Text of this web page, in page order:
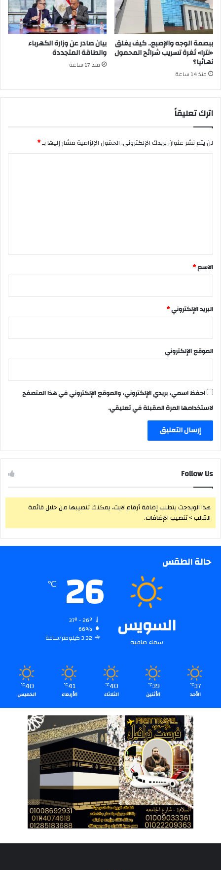
ببصمة الوجه والإصبع.. كيف يغلق
«نترا» ثغرة تسريب شرائح المحمول
نهائيا؟
منذ 14 ساعة
بيان صادر عن وزارة الكهرباء
والطاقة المتجددة
منذ 17 ساعة
اترك تعليقاً
لن يتم نشر عنوان بريدك الإلكتروني.الحقول الإلزامية مشار إليها بـ*
*
الاسم*
البريد الإلكتروني*
الموقع الإلكتروني
احفظ اسمي، بريدي الإلكتروني، والموقع الإلكتروني في هذا المتصفح
لاستخدامها المرة المقبلة في تعليقي.
Follow Us
هذا الويدجت يتطلب إضافة أرقام لايت، يمكنك تنصيبها من خلال قائمة
القالب > تنصيب الإضافات.
حالة الطقس
السويس
سماء صافية
26
℃
66%
3.32 كيلومتر/ساعة
37
℃
الأحد
39
℃
الأثنين
40
℃
الثلاثاء
41
℃
الأربعاء
40
℃
الخميس